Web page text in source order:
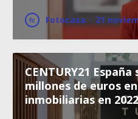
Fotocasa · 21
CENTURY21
millones de euros
inmobiliarias en 2022